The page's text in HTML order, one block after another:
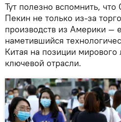
Тут полезно вспомнить,
Пекин не только из-за
производств из Америки —
наметившийся
Китая на позиции мирового
ключевой отрасли.